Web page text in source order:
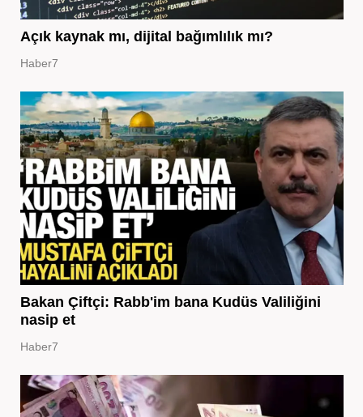
Açık kaynak mı, dijital bağımlılık mı?
Haber7
Bakan Çiftçi: Rabb'im bana Kudüs Valiliğini
nasip et
Haber7